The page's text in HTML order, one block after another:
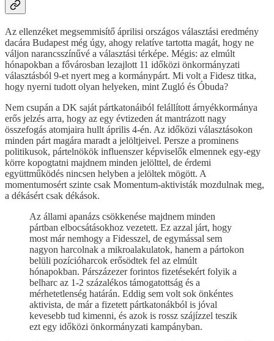
Az ellenzéket megsemmisítő áprilisi országos választási eredmény
dacára Budapest még úgy, ahogy relatíve tartotta magát, hogy ne
váljon narancsszínűvé a választási térképe. Mégis: az elmúlt
hónapokban a fővárosban lezajlott 11 időközi önkormányzati
választásból 9-et nyert meg a kormánypárt. Mi volt a Fidesz titka,
hogy nyerni tudott olyan helyeken, mint Zugló és Óbuda?
Nem csupán a DK saját pártkatonáiból felállított árnyékkormánya
erős jelzés arra, hogy az egy évtizeden át mantrázott nagy
összefogás atomjaira hullt április 4-én. Az időközi választásokon
minden párt magára maradt a jelöltjeivel. Persze a prominens
politikusok, pártelnökök influenszer képviselők elmennek egy-egy
körre kopogtatni majdnem minden jelölttel, de érdemi
együttműködés nincsen helyben a jelöltek mögött. A
momentumosért szinte csak Momentum-aktivisták mozdulnak meg,
a dékásért csak dékások.
Az állami apanázs csökkenése majdnem minden
pártban elbocsátásokhoz vezetett. Ez azzal járt, hogy
most már nemhogy a Fidesszel, de egymással sem
nagyon harcolnak a mikroalakulatok, hanem a pártokon
belüli pozícióharcok erősödtek fel az elmúlt
hónapokban. Párszázezer forintos fizetésekért folyik a
belharc az 1-2 százalékos támogatottság és a
mérhetetlenség határán. Eddig sem volt sok önkéntes
aktivista, de már a fizetett pártkatonákból is jóval
kevesebb tud kimenni, és azok is rossz szájízzel teszik
ezt egy időközi önkormányzati kampányban.